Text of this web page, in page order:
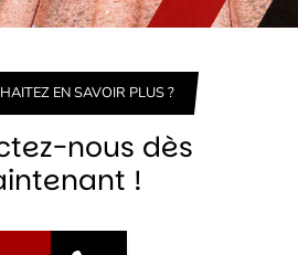
EN SAVOIR PLUS ?
nous dès
!